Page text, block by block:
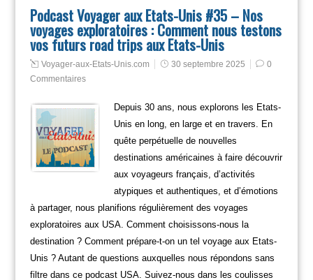
Podcast Voyager aux Etats-Unis #35 – Nos
voyages exploratoires : Comment nous testons
vos futurs road trips aux Etats-Unis
Voyager-aux-Etats-Unis.com 30 septembre 2025
0
Commentaires
Depuis 30 ans, nous explorons les Etats-
Unis en long, en large et en travers. En
quête perpétuelle de nouvelles
destinations américaines à faire découvrir
aux voyageurs français, d’activités
atypiques et authentiques, et d’émotions
à partager, nous planifions régulièrement des voyages
exploratoires aux USA. Comment choisissons-nous la
destination ? Comment prépare-t-on un tel voyage aux Etats-
Unis ? Autant de questions auxquelles nous répondons sans
filtre dans ce podcast USA. Suivez-nous dans les coulisses